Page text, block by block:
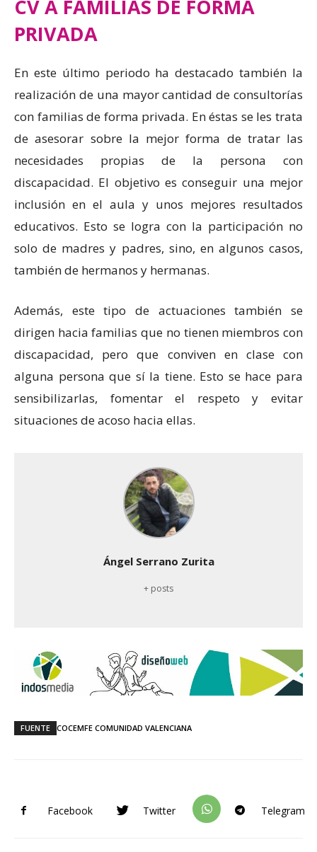
CV A FAMILIAS DE FORMA
PRIVADA
En este último periodo ha destacado también la
realización de una mayor cantidad de consultorías
con familias de forma privada. En éstas se les trata
de asesorar sobre la mejor forma de tratar las
necesidades propias de la persona con
discapacidad. El objetivo es conseguir una mejor
inclusión en el aula y unos mejores resultados
educativos. Esto se logra con la participación no
solo de madres y padres, sino, en algunos casos,
también de hermanos y hermanas.
Además, este tipo de actuaciones también se
dirigen hacia familias que no tienen miembros con
discapacidad, pero que conviven en clase con
alguna persona que sí la tiene. Esto se hace para
sensibilizarlas, fomentar el respeto y evitar
situaciones de acoso hacia ellas.
Ángel Serrano Zurita
+ posts
FUENTE COCEMFE COMUNIDAD VALENCIANA
Facebook Twitter Telegram